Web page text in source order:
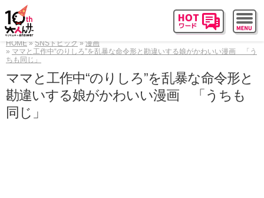
HOME SNSトピック
漫画
ママと工作中“のりしろ”を乱暴な命令形と勘違いする娘がかわいい漫画 「う
ちも同じ」
ママと工作中“のりしろ”を乱暴な命令形と
勘違いする娘がかわいい漫画 「うちも
同じ」